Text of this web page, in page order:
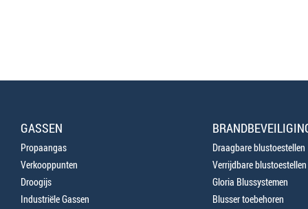
GASSEN
Propaangas
Verkooppunten
Droogijs
Industriële Gassen
Draagbare blustoestellen
Verrijdbare blustoestellen
Gloria Blussystemen
Blusser toebehoren